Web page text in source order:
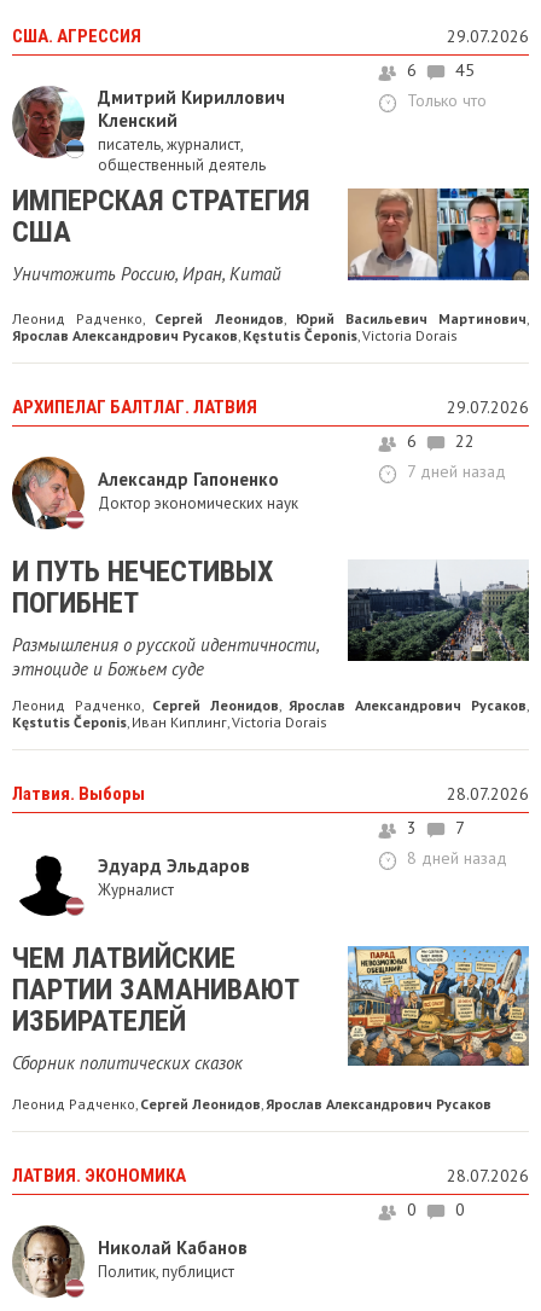
США. АГРЕССИЯ 29.07.2026
Дмитрий Кириллович
Кленский
писатель, журналист,
общественный деятель
6
45
Только что
ИМПЕРСКАЯ СТРАТЕГИЯ
США
Уничтожить Россию, Иран, Китай
Леонид Радченко Сергей Леонидов Юрий Васильевич Мартинович
Ярослав Александрович Русаков Kęstutis Čeponis Victoria Dorais
АРХИПЕЛАГ БАЛТЛАГ. ЛАТВИЯ 29.07.2026
Александр Гапоненко
Доктор экономических наук
6
22
7 дней назад
И ПУТЬ НЕЧЕСТИВЫХ
ПОГИБНЕТ
Размышления о русской идентичности,
этноциде и Божьем суде
Леонид Радченко Сергей Леонидов Ярослав Александрович Русаков
Kęstutis Čeponis Иван Киплинг Victoria Dorais
Латвия. Выборы 28.07.2026
Эдуард Эльдаров
Журналист
3
7
8 дней назад
ЧЕМ ЛАТВИЙСКИЕ
ПАРТИИ ЗАМАНИВАЮТ
ИЗБИРАТЕЛЕЙ
Сборник политических сказок
Леонид Радченко Сергей Леонидов Ярослав Александрович Русаков
ЛАТВИЯ. ЭКОНОМИКА 28.07.2026
Николай Кабанов
Политик, публицист
0 0